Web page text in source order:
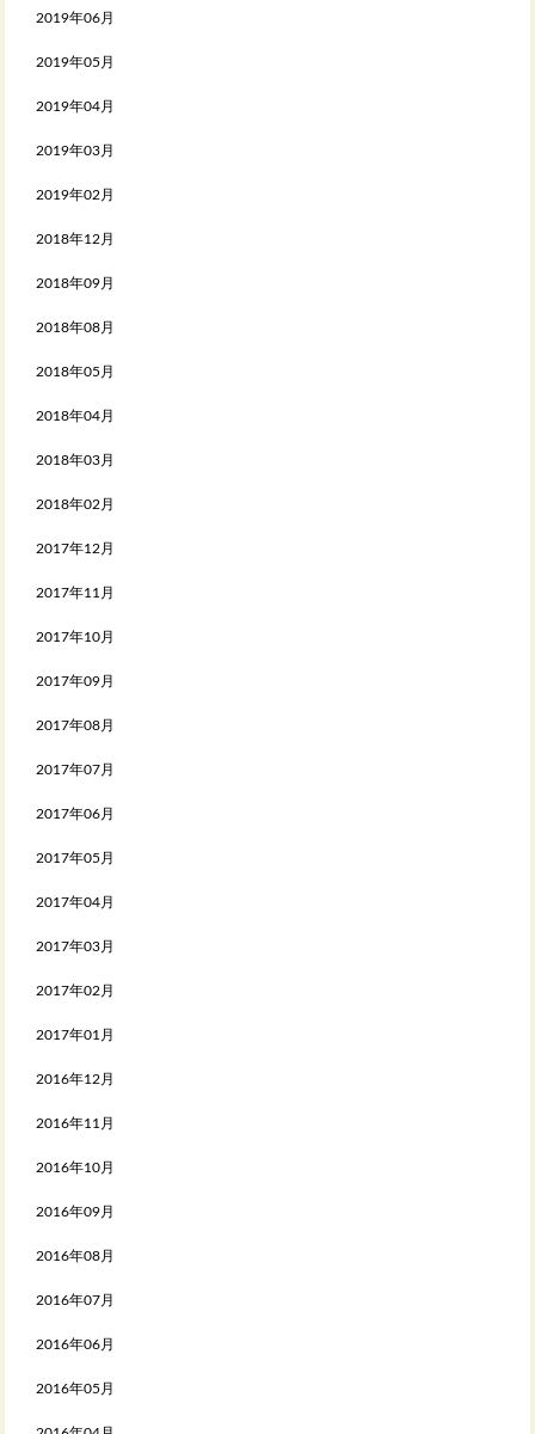
2019年06月
2019年05月
2019年04月
2019年03月
2019年02月
2018年12月
2018年09月
2018年08月
2018年05月
2018年04月
2018年03月
2018年02月
2017年12月
2017年11月
2017年10月
2017年09月
2017年08月
2017年07月
2017年06月
2017年05月
2017年04月
2017年03月
2017年02月
2017年01月
2016年12月
2016年11月
2016年10月
2016年09月
2016年08月
2016年07月
2016年06月
2016年05月